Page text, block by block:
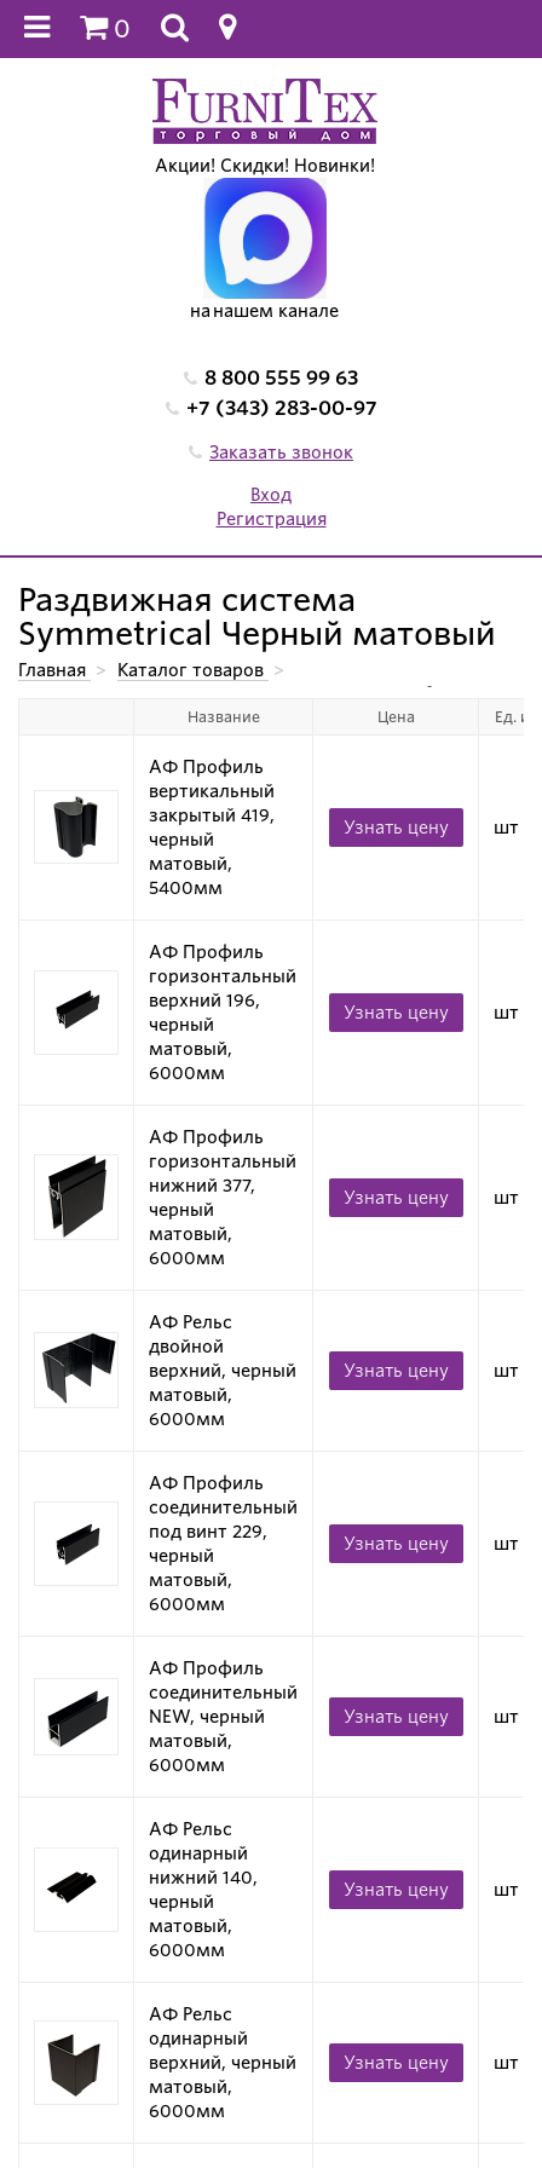
0
Акции! Скидки! Новинки!
на нашем канале
8 800 555 99 63
+7 (343) 283-00-97
Заказать звонок
Вход
Регистрация
Раздвижная система
Symmetrical Черный матовый
Главная > Каталог товаров >
Алюминиевые профили для дверей-купе >
Раздвижная система Symmetrical Черный матовый
Название Цена Ед.
АФ Профиль
вертикальный
закрытый 419,
черный
матовый,
5400мм
Узнать цену шт
АФ Профиль
горизонтальный
верхний 196,
черный
матовый,
6000мм
Узнать цену шт
АФ Профиль
горизонтальный
нижний 377,
черный
матовый,
6000мм
Узнать цену шт
АФ Рельс
двойной
верхний, черный
матовый,
6000мм
Узнать цену шт
АФ Профиль
соединительный
под винт 229,
черный
матовый,
6000мм
Узнать цену шт
АФ Профиль
соединительный
NEW, черный
матовый,
6000мм
Узнать цену шт
АФ Рельс
одинарный
нижний 140,
черный
матовый,
6000мм
Узнать цену шт
АФ Рельс
одинарный
верхний, черный
матовый,
6000мм
Узнать цену шт